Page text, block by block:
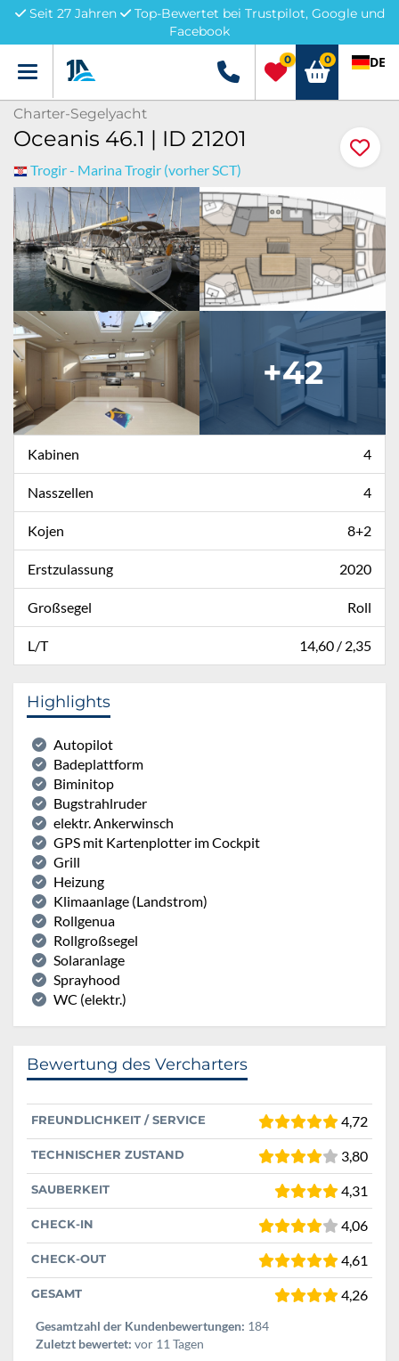
Seit 27 Jahren
Top-Bewertet bei Trustpilot, Google und
Facebook
Menü +49 5741 3222690
0 0 DE
Charter-Segelyacht
Oceanis 46.1 | ID 21201
Trogir - Marina Trogir (vorher SCT)
+42
Kabinen 4
Nasszellen 4
Kojen 8+2
Erstzulassung 2020
Großsegel Roll
L/T 14,60 / 2,35
Highlights
Autopilot
Badeplattform
Biminitop
Bugstrahlruder
elektr. Ankerwinsch
GPS mit Kartenplotter im Cockpit
Grill
Heizung
Klimaanlage (Landstrom)
Rollgenua
Rollgroßsegel
Solaranlage
Sprayhood
WC (elektr.)
Bewertung des Vercharters
FREUNDLICHKEIT / SERVICE 4,72
TECHNISCHER ZUSTAND 3,80
SAUBERKEIT 4,31
CHECK-IN 4,06
CHECK-OUT 4,61
GESAMT 4,26
Gesamtzahl der Kundenbewertungen: 184
Zuletzt bewertet: vor 11 Tagen